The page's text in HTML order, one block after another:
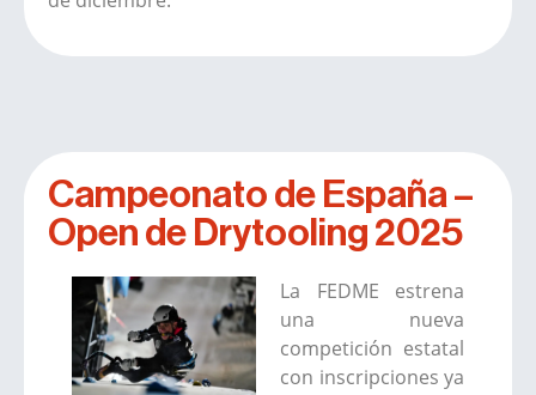
Campeonato de España –
Open de Drytooling 2025
La FEDME estrena
una nueva
competición estatal
con inscripciones ya